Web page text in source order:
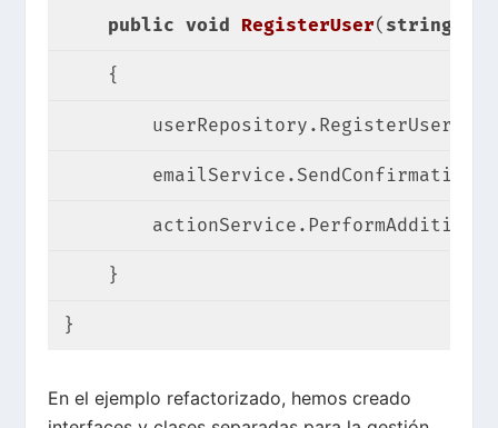
public void RegisterUser( string
{
    }
}
En el ejemplo refactorizado, hemos creado